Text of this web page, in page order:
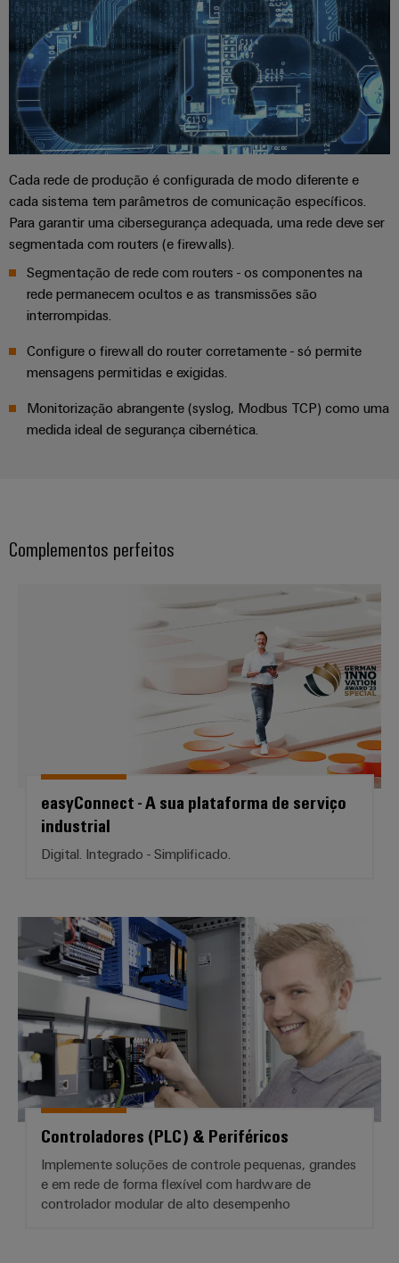
Cada rede de produção é configurada de modo diferente e
cada sistema tem parâmetros de comunicação específicos.
Para garantir uma cibersegurança adequada, uma rede deve ser
segmentada com routers (e firewalls).
Segmentação de rede com routers - os componentes na
rede permanecem ocultos e as transmissões são
interrompidas.
Configure o firewall do router corretamente - só permite
mensagens permitidas e exigidas.
Monitorização abrangente (syslog, Modbus TCP) como uma
medida ideal de segurança cibernética.
Complementos perfeitos
easyConnect - A sua
easyConnect - A sua plataforma de serviço
industrial
Digital. Integrado - Simplificado.
Controladores (PLC) &
Controladores (PLC) & Periféricos
Implemente soluções de controle pequenas, grandes
e em rede de forma flexível com hardware de
controlador modular de alto desempenho